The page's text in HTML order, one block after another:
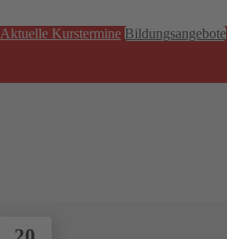
Aktuelle Kurstermine Bildungsangebote